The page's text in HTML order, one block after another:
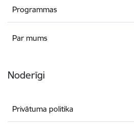
Programmas
Par mums
Noderīgi
Privātuma politika